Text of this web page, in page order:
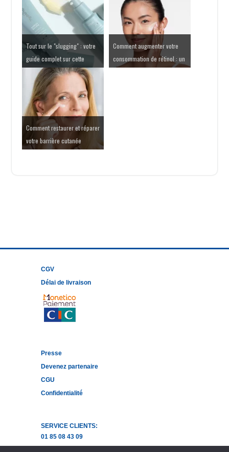
Tout sur le "slugging" : votre
guide complet sur cette
technique hydratante
tendance
Comment augmenter votre
consommation de rétinol : un
Comment restaurer et réparer
votre barrière cutanée
CGV
Délai de livraison
Presse
Devenez partenaire
CGU
Confidentialité
SERVICE CLIENTS:
01 85 08 43 09
Ecrivez-nous